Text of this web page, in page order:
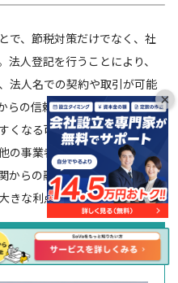
で、節税対策だけでなく、社
人登記を行うことにより、
法人名での契約や取引が可能
らの信頼を得やすくなり、大
くなる可能性があります。ま
の事業者や顧客からも信頼さ
からの融資を受けやすくなる
きな利点です。
税金対策」に関するおすすめ
×